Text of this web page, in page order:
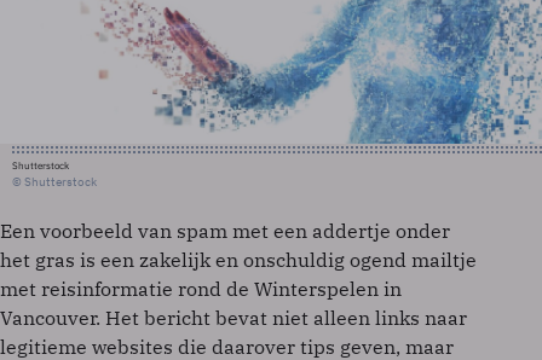
Shutterstock
© Shutterstock
Een voorbeeld van spam met een addertje onder
het gras is een zakelijk en onschuldig ogend mailtje
met reisinformatie rond de Winterspelen in
Vancouver. Het bericht bevat niet alleen links naar
legitieme websites die daarover tips geven, maar